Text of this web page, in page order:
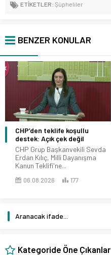
ETİKETLER: Şüpheliler
BENZER KONULAR
CHP’den teklife koşullu
destek: Açık çek değil
CHP Grup Başkanvekili Sevda
Erdan Kılıç, Milli Dayanışma
Kanun Teklifi'ne...
06.08.2026 177
Kategoride Öne Çıkanlar